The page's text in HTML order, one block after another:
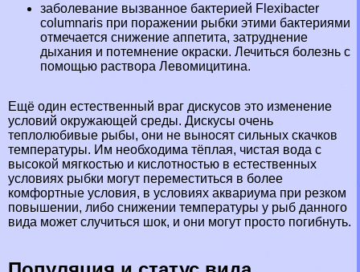
заболевание вызванное бактерией Flexibacter
columnaris при поражении рыбки этими бактериями
отмечается снижение аппетита, затруднение
дыхания и потемнение окраски. Лечиться болезнь с
помощью раствора Левомицитина.
Ещё один естественный враг дискусов это изменение
условий окружающей среды. Дискусы очень
теплолюбивые рыбы, они не выносят сильных скачков
температуры. Им необходима тёплая, чистая вода с
высокой мягкостью и кислотностью в естественных
условиях рыбки могут переместиться в более
комфортные условия, в условиях аквариума при резком
повышении, либо снижении температуры у рыб данного
вида может случиться шок, и они могут просто погибнуть.